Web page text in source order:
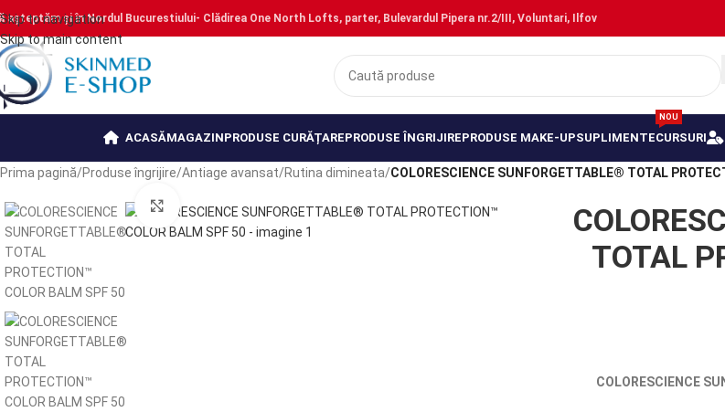
Skip to navigation
Skip to main content
așteptăm și în Nordul Bucurestiului- Clădirea One North Lofts, parter, Bulevardul Pipera nr.2/III, Voluntari, Ilfov
ACASĂMAGAZINPRODUSE CURĂȚAREPRODUSE ÎNGRIJIREPRODUSE MAKE-UPSUPLIMENTECURSURI
NOU
Prima pagină/Produse îngrijire/Antiage avansat/Rutina dimineata/COLORESCIENCE SUNFORGETTABLE® TOTAL
Mărește poza
TOTAL
COLORESCIENCE